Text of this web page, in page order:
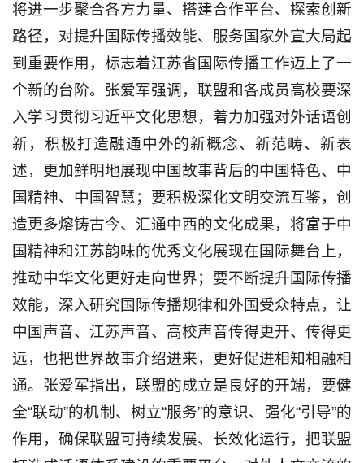
将进一步聚合各方力量、搭建合作平台、探索创新
路径，对提升国际传播效能、服务国家外宣大局起
到重要作用，标志着江苏省国际传播工作迈上了一
个新的台阶。张爱军强调，联盟和各成员高校要深
入学习贯彻习近平文化思想，着力加强对外话语创
新，积极打造融通中外的新概念、新范畴、新表
述，更加鲜明地展现中国故事背后的中国特色、中
国精神、中国智慧；要积极深化文明交流互鉴，创
造更多熔铸古今、汇通中西的文化成果，将富于中
国精神和江苏韵味的优秀文化展现在国际舞台上，
推动中华文化更好走向世界；要不断提升国际传播
效能，深入研究国际传播规律和外国受众特点，让
中国声音、江苏声音、高校声音传得更开、传得更
远，也把世界故事介绍进来，更好促进相知相融相
通。张爱军指出，联盟的成立是良好的开端，要健
全“联动”的机制、树立“服务”的意识、强化“引导”的
作用，确保联盟可持续发展、长效化运行，把联盟